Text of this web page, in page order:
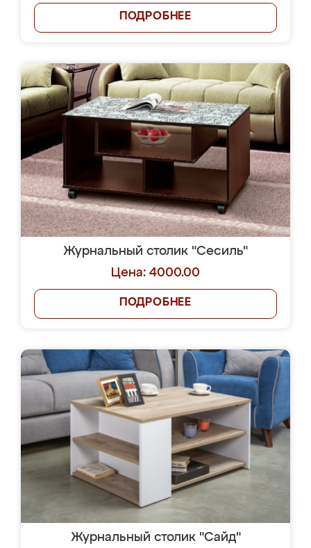
ПОДРОБНЕЕ
Журнальный столик "Сесиль"
Цена: 4000.00
ПОДРОБНЕЕ
Журнальный столик "Сайд"